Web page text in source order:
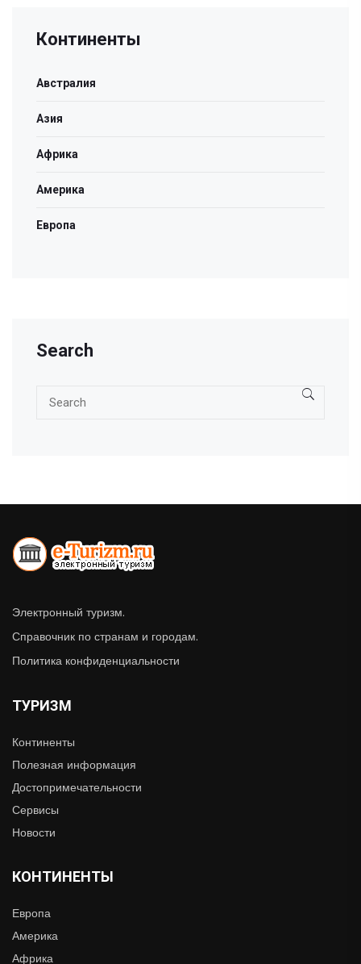
Континенты
Австралия
Азия
Африка
Америка
Европа
Search
Электронный туризм.
Справочник по странам и городам.
Политика конфиденциальности
ТУРИЗМ
Континенты
Полезная информация
Достопримечательности
Сервисы
Новости
КОНТИНЕНТЫ
Европа
Америка
Африка